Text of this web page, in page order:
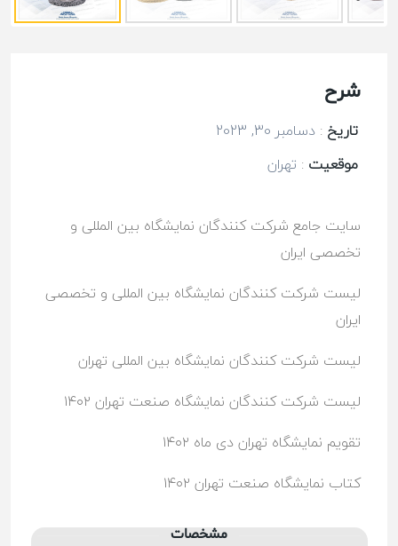
شرح
تاریخ : دسامبر 30, 2023
موقعیت : تهران
سایت جامع شرکت کنندگان نمایشگاه بین المللی و
تخصصی ایران
لیست شرکت کنندگان نمایشگاه بین المللی و تخصصی
ایران
لیست شرکت کنندگان نمایشگاه بین المللی تهران
لیست شرکت کنندگان نمایشگاه صنعت تهران ۱۴۰۲
تقویم نمایشگاه تهران دی ماه ۱۴۰۲
کتاب نمایشگاه صنعت تهران ۱۴۰۲
مشخصات